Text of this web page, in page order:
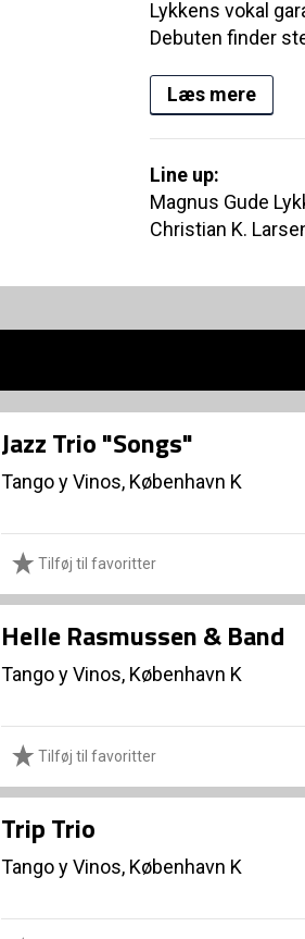
Lykkens vokal
Debuten finder
Læs mere
Line up:
Magnus Gude
Christian K.
Jazz Trio "Songs"
Tango y Vinos, København K
Tilføj til favoritter
Helle Rasmussen & Band
Tango y Vinos, København K
Tilføj til favoritter
Trip Trio
Tango y Vinos, København K